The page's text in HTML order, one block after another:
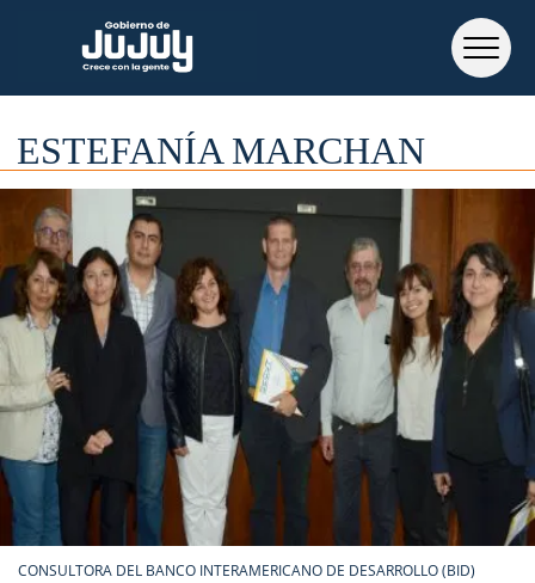
ESTEFANÍA MARCHAN
CONSULTORA DEL BANCO INTERAMERICANO DE DESARROLLO (BID)